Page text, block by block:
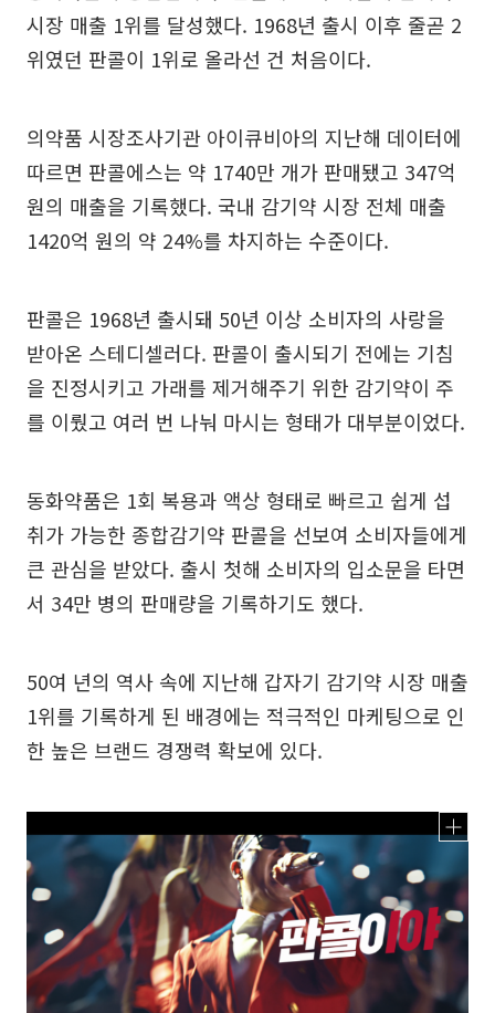
시장 매출 1위를 달성했다. 1968년 출시 이후 줄곧 2
위였던 판콜이 1위로 올라선 건 처음이다.
의약품 시장조사기관 아이큐비아의 지난해 데이터에
따르면 판콜에스는 약 1740만 개가 판매됐고 347억
원의 매출을 기록했다. 국내 감기약 시장 전체 매출
1420억 원의 약 24%를 차지하는 수준이다.
판콜은 1968년 출시돼 50년 이상 소비자의 사랑을
받아온 스테디셀러다. 판콜이 출시되기 전에는 기침
을 진정시키고 가래를 제거해주기 위한 감기약이 주
를 이뤘고 여러 번 나눠 마시는 형태가 대부분이었다.
동화약품은 1회 복용과 액상 형태로 빠르고 쉽게 섭
취가 가능한 종합감기약 판콜을 선보여 소비자들에게
큰 관심을 받았다. 출시 첫해 소비자의 입소문을 타면
서 34만 병의 판매량을 기록하기도 했다.
50여 년의 역사 속에 지난해 갑자기 감기약 시장 매출
1위를 기록하게 된 배경에는 적극적인 마케팅으로 인
한 높은 브랜드 경쟁력 확보에 있다.